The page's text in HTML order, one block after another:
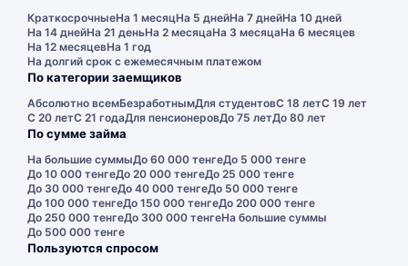
КраткосрочныеНа 1 месяцНа 5 днейНа 7 днейНа 10 дней
На 14 днейНа 21 деньНа 2 месяцаНа 3 месяцаНа 6 месяцев
На 12 месяцевНа 1 год
На долгий срок с ежемесячным платежом
По категории заемщиков
Абсолютно всемБезработнымДля студентовС 18 летС 19 лет
С 20 летС 21 годаДля пенсионеровДо 75 летДо 80 лет
По сумме займа
На большие суммыДо 60 000 тенгеДо 5 000 тенге
До 10 000 тенгеДо 20 000 тенгеДо 25 000 тенге
До 30 000 тенгеДо 40 000 тенгеДо 50 000 тенге
До 100 000 тенгеДо 150 000 тенгеДо 200 000 тенге
До 250 000 тенгеДо 300 000 тенгеНа большие суммы
До 500 000 тенге
Пользуются спросом